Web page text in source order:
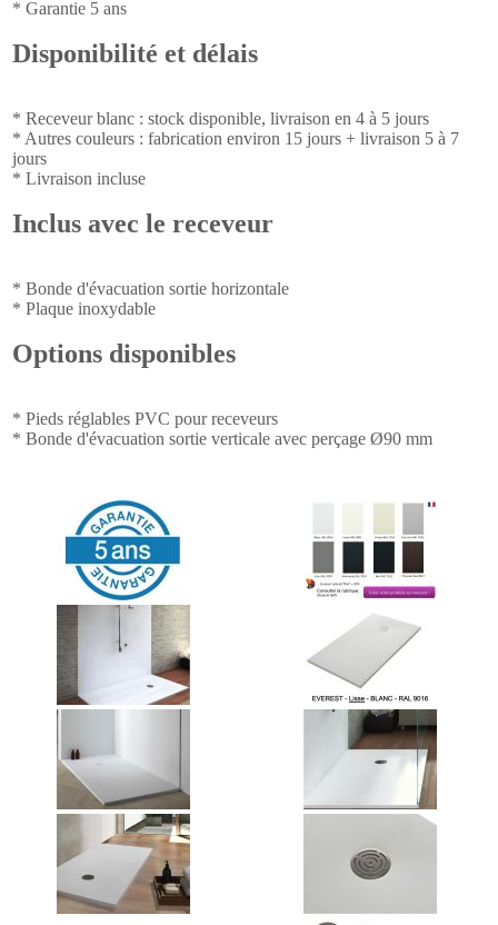
* Garantie 5 ans
Disponibilité et délais
* Receveur blanc : stock disponible, livraison en 4 à 5 jours
* Autres couleurs : fabrication environ 15 jours + livraison 5 à 7
jours
* Livraison incluse
Inclus avec le receveur
* Bonde d'évacuation sortie horizontale
* Plaque inoxydable
Options disponibles
* Pieds réglables PVC pour receveurs
* Bonde d'évacuation sortie verticale avec perçage Ø90 mm